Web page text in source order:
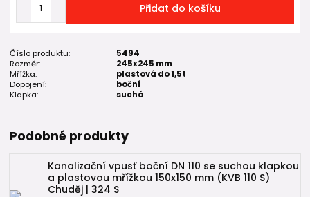
Přidat do košíku
Číslo produktu:
5494
Rozměr:
245x245 mm
Mřížka:
plastová do 1,5t
Dopojení:
boční
Klapka:
suchá
Podobné produkty
Kanalizační vpusť boční DN 110 se suchou klapkou
a plastovou mřížkou 150x150 mm (KVB 110 S)
Chuděj | 324 S